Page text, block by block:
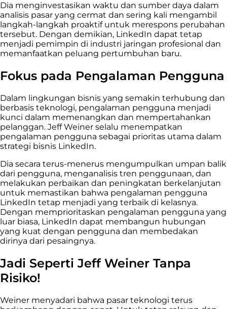
Dia menginvestasikan waktu dan sumber daya dalam
analisis pasar yang cermat dan sering kali mengambil
langkah-langkah proaktif untuk merespons perubahan
tersebut. Dengan demikian, LinkedIn dapat tetap
menjadi pemimpin di industri jaringan profesional dan
memanfaatkan peluang pertumbuhan baru.
Fokus pada Pengalaman Pengguna
Dalam lingkungan bisnis yang semakin terhubung dan
berbasis teknologi, pengalaman pengguna menjadi
kunci dalam memenangkan dan mempertahankan
pelanggan. Jeff Weiner selalu menempatkan
pengalaman pengguna sebagai prioritas utama dalam
strategi bisnis LinkedIn.
Dia secara terus-menerus mengumpulkan umpan balik
dari pengguna, menganalisis tren penggunaan, dan
melakukan perbaikan dan peningkatan berkelanjutan
untuk memastikan bahwa pengalaman pengguna
LinkedIn tetap menjadi yang terbaik di kelasnya.
Dengan memprioritaskan pengalaman pengguna yang
luar biasa, LinkedIn dapat membangun hubungan
yang kuat dengan pengguna dan membedakan
dirinya dari pesaingnya.
Jadi Seperti Jeff Weiner Tanpa
Risiko!
Weiner menyadari bahwa pasar teknologi terus